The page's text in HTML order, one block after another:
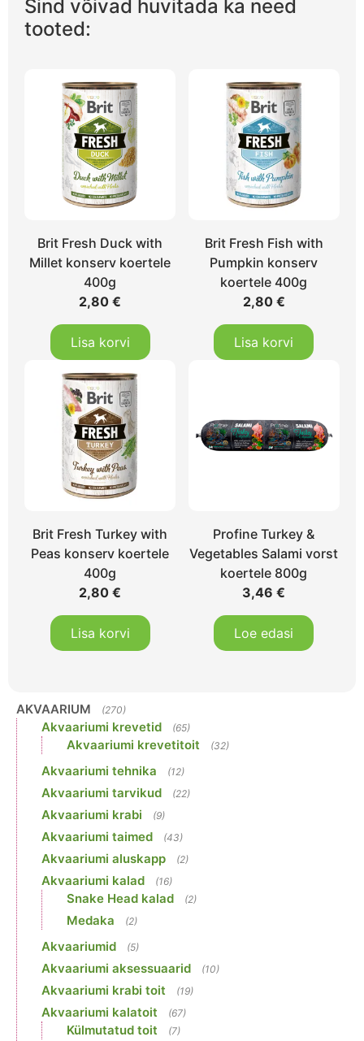
Sind võivad huvitada ka need
tooted:
Brit Fresh Duck with
Millet konserv koertele
400g
2,80€
Lisa korvi
Brit Fresh Fish with
Pumpkin konserv
koertele 400g
2,80 €
Lisa korvi
Brit Fresh Turkey with
Peas konserv koertele
400g
2,80€
Lisa korvi
Profine Turkey &
Vegetables Salami vorst
koertele 800g
3,46€
Loe edasi
AKVAARIUM (270)
Akvaariumi krevetid (65)
Akvaariumi krevetitoit (32)
Akvaariumi tehnika (12)
Akvaariumi tarvikud (22)
Akvaariumi krabi (9)
Akvaariumi taimed (43)
Akvaariumi aluskapp (2)
Akvaariumi kalad (16)
Snake Head kalad (2)
Medaka (2)
Akvaariumid (5)
Akvaariumi aksessuaarid (10)
Akvaariumi krabi toit (19)
Akvaariumi kalatoit (67)
Külmutatud toit (7)